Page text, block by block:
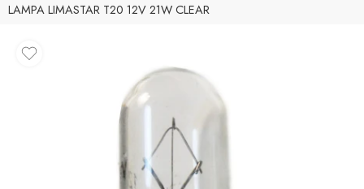
LAMPA LIMASTAR T20 12V 21W CLEAR